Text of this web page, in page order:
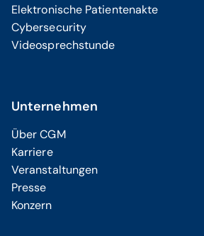
Elektronische Patientenakte
Cybersecurity
Videosprechstunde
Unternehmen
Über CGM
Karriere
Veranstaltungen
Presse
Konzern